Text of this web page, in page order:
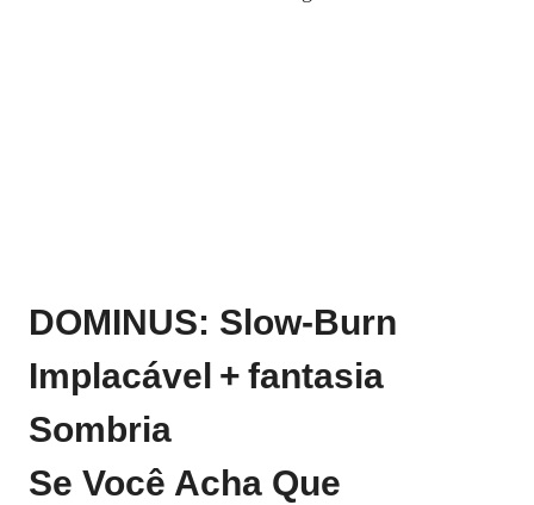
DOMINUS: Slow‑burn
Implacável + Fantasia
Sombria
Se Você Acha Que